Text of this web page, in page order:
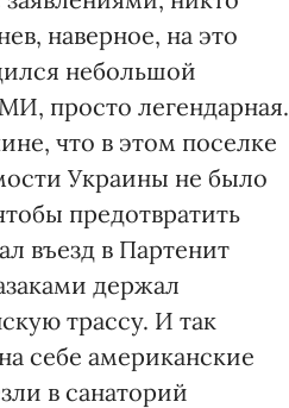
наверное, на это
небольшой
просто легендарная.
что в этом поселке
Украины не было
предотвратить
въезд в Партенит
держал
трассу. И так
себе американские
в санаторий